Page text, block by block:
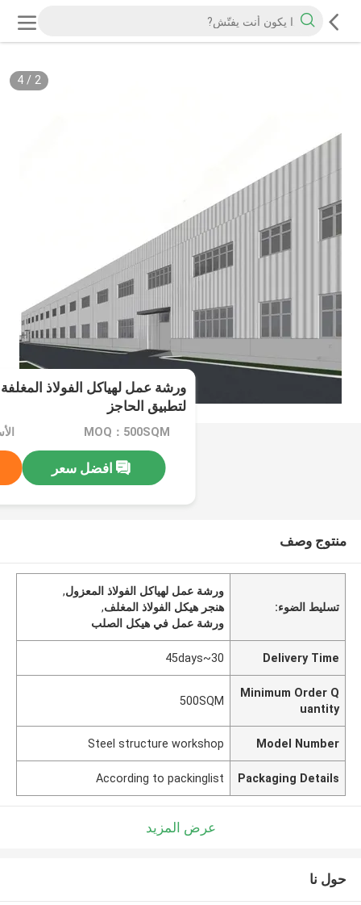
2
/
4
ورشة عمل لهياكل الفولاذ
لتطبيق الحاجز
MOQ：500SQM
افضل سعر
منتوج وصف
تسليط الضوء:
ورشة عمل لهياكل الفولاذ المعزول,
هنجر هيكل الفولاذ المغلف,
ورشة عمل في هيكل الصلب
Delivery Time
30~45days
Minimum Order Q
uantity
500SQM
Model Number
Steel structure workshop
Packaging Details
According to packinglist
عرض المزيد
حول نا